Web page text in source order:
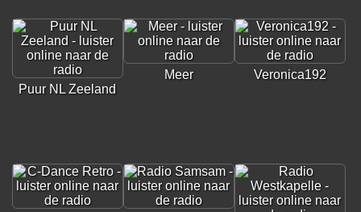
Puur NL Zeeland
Meer Veronica192